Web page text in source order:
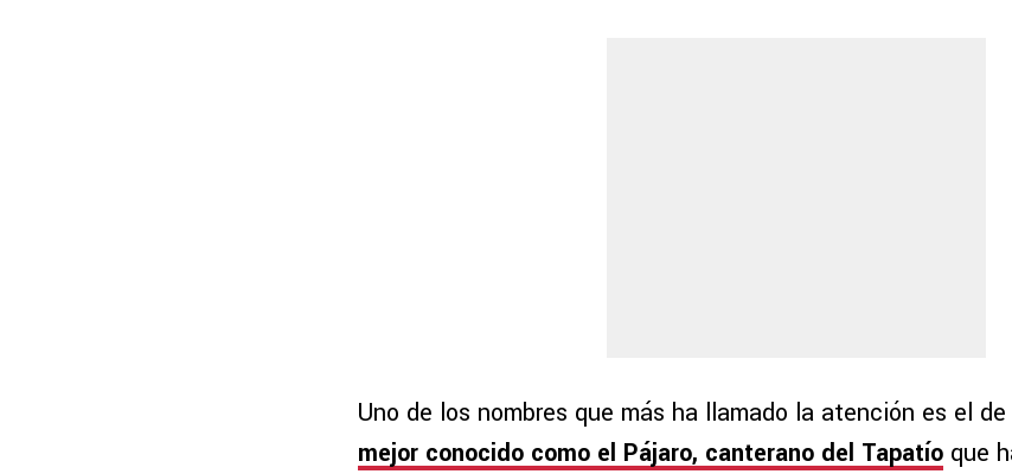
Uno de los nombres que más ha llamado la atención es el de
mejor conocido como el Pájaro, canterano del Tapatío que